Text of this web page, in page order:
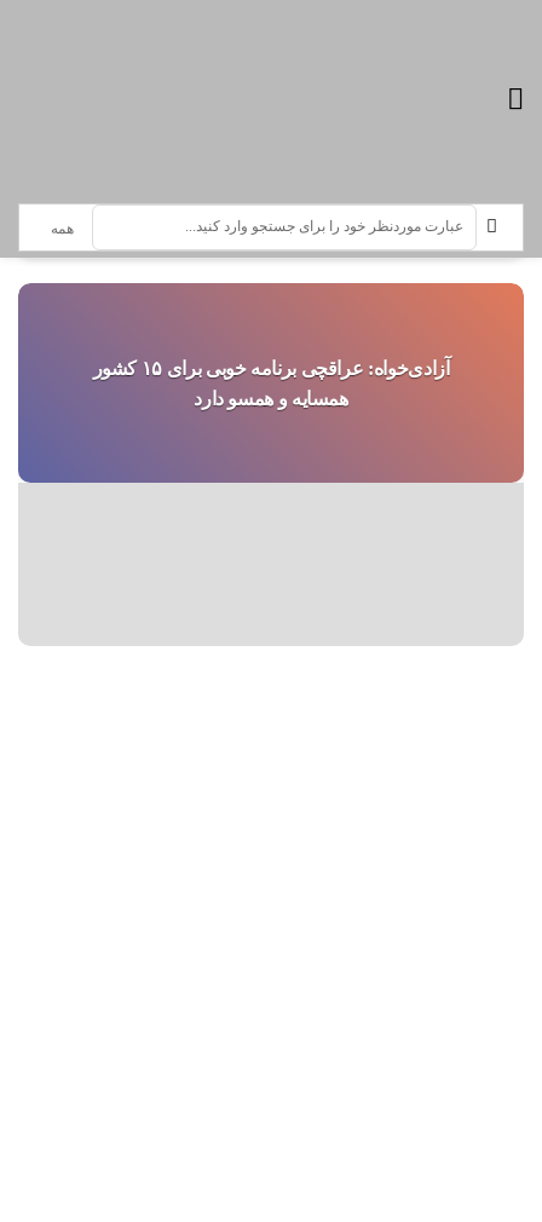
سرویس خبری کابینه دولت چهاردهم
آزادی‌خواه: عراقچی برنامه خوبی برای ۱۵ کشور
همسایه و همسو دارد